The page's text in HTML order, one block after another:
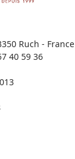
Ruch - France
40 59 36